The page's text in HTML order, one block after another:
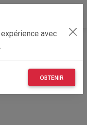
avec
OBTENIR